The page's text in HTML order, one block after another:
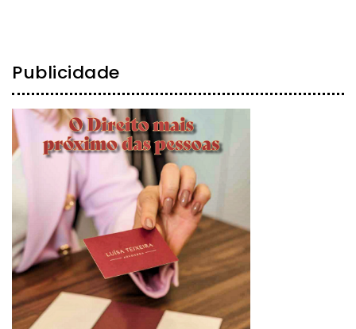
Publicidade